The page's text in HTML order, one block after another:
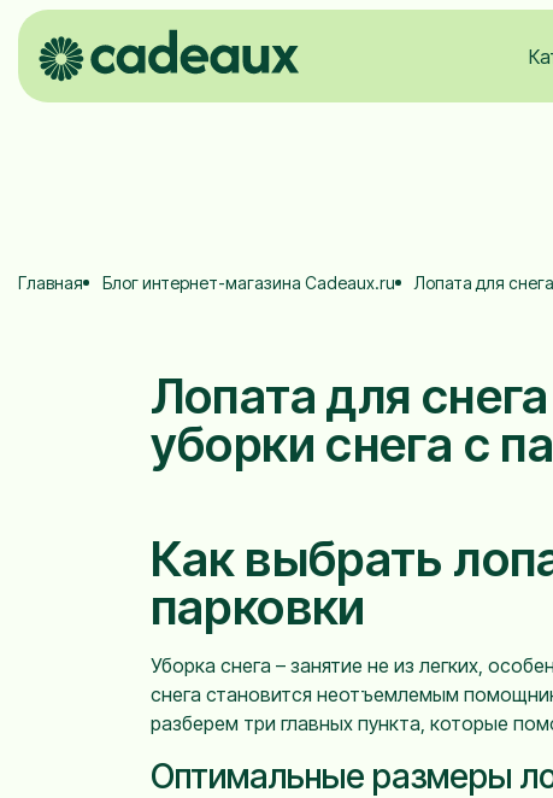
Главная Блог интернет-магазина Cadeaux.ru Лопата для
Лопата для
уборки снега с
Как выбрать
парковки
Уборка снега – занятие не из легких,
снега становится неотъемлемым
разберем три главных пункта, которые
Оптимальные размеры